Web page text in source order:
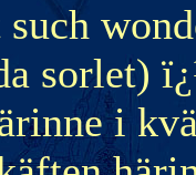
sorlet)
i